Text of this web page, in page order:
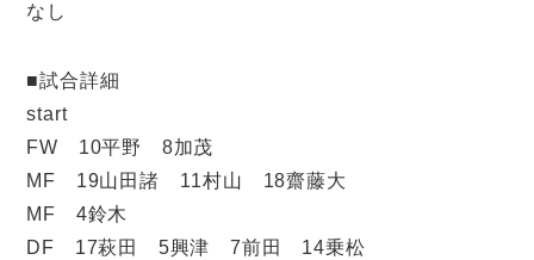
なし
■試合詳細
start
FW 10平野 8加茂
MF 19山田諸 11村山 18齋藤大
MF 4鈴木
DF 17萩田 5興津 7前田 14乗松